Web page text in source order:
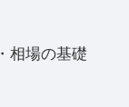
相場の基礎